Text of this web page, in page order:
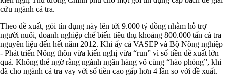
cứu ngành cá tra.
Theo đề xuất, gói tín dụng này lên tới 9.000 tỷ đồng nhằm hỗ trợ
người nuôi, doanh nghiệp chế biến tiêu thụ khoảng 800.000 tấn cá tra
nguyên liệu đến hết năm 2012. Khi ấy cả VASEP và Bộ Nông nghiệp
- Phát triển Nông thôn vừa kiến nghị vừa “run” vì số tiền đề xuất lớn
quá. Không thể ngờ rằng ngành ngân hàng vô cùng “hào phóng”, khi
đã cho ngành cá tra vay với số tiền cao gấp hơn 4 lần so với đề xuất.